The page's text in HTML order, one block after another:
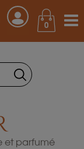
0
et parfumé